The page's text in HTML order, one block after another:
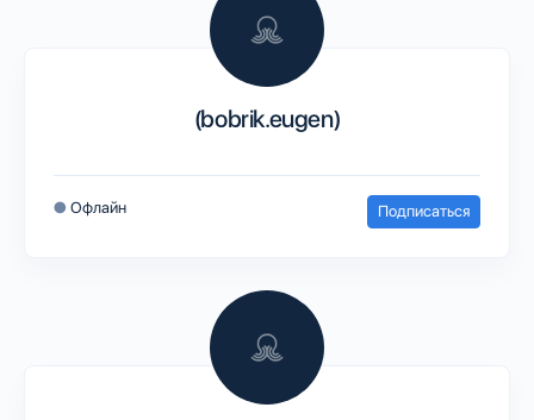
(bobrik.eugen)
● Офлайн Подписаться